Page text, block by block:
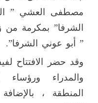
مصطفى العشي ”
الشرفا” بمكرمة من
” أبو عوني الشرفا”.
وقد حضر الافتتاح
والمدراء
المنطقة ،